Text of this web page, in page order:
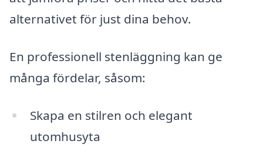
alternativet för just dina behov.
En professionell stenläggning kan ge
många fördelar, såsom:
Skapa en stilren och elegant
utomhusyta